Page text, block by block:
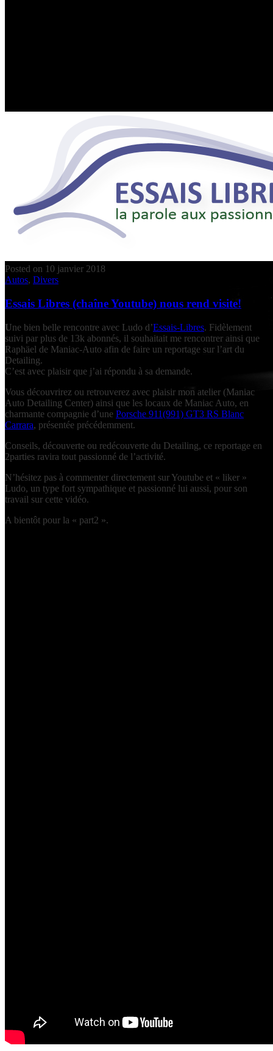
Posted on 10 janvier 2018
Autos, Divers
Essais Libres (chaîne Youtube) nous rend visite!
Une bien belle rencontre avec Ludo d’Essais-Libres. Fidèlement
suivi par plus de 13k abonnés, il souhaitait me rencontrer ainsi que
Raphäel de Maniac-Auto afin de faire un reportage sur l’art du
Detailing.
C’est avec plaisir que j’ai répondu à sa demande.
Vous découvrirez ou retrouverez avec plaisir mon atelier (Maniac
Auto Detailing Center) ainsi que les locaux de Maniac Auto, en
charmante compagnie d’une Porsche 911(991) GT3 RS Blanc
Carrara, présentée précédemment.
Conseils, découverte ou redécouverte du Detailing, ce reportage en
2parties ravira tout passionné de l’activité.
N’hésitez pas à commenter directement sur Youtube et « liker »
Ludo, un type fort sympathique et passionné lui aussi, pour son
travail sur cette vidéo.
A bientôt pour la « part2 ».